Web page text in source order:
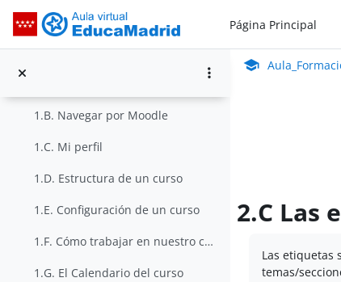
Aula_Formación_En Línea_ISMIEPágina Principal
Colapsar
CONTENIDOS
1.B. Navegar por Moodle
1.C. Mi perfil
1.D. Estructura de un curso
1.E. Configuración de un curso
1.F. Cómo trabajar en nuestro curso
1.G. El Calendario del curso
Aula Virtual de
2.C Las
Las etiquetas
temas/